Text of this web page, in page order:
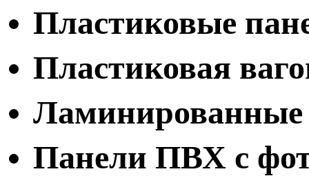
Пластиковые
Пластиковая
Ламинированные
Панели ПВХ с